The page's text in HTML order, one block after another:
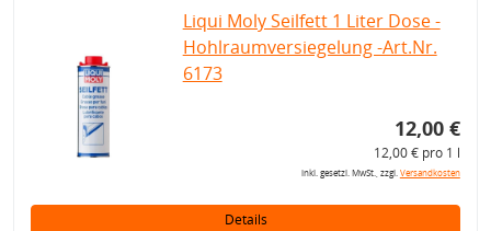
Liqui Moly Seilfett 1 Liter Dose -
Hohlraumversiegelung -Art.Nr.
6173
12,00 €
12,00 € pro 1 l
inkl. gesetzl. MwSt., zzgl.Versandkosten
Details